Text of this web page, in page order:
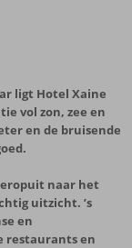
ligt Hotel Xaine
vol zon, zee en
en de bruisende
naar het
uitzicht. ’s
en
restaurants en